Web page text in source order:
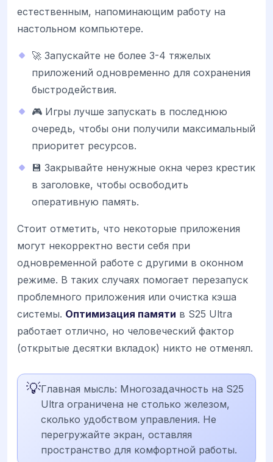
естественным, напоминающим работу на
настольном компьютере.
🚀 Запускайте не более 3-4 тяжелых
приложений одновременно для сохранения
быстродействия.
🎮 Игры лучше запускать в последнюю
очередь, чтобы они получили максимальный
приоритет ресурсов.
💾 Закрывайте ненужные окна через крестик
в заголовке, чтобы освободить
оперативную память.
Стоит отметить, что некоторые приложения
могут некорректно вести себя при
одновременной работе с другими в оконном
режиме. В таких случаях помогает перезапуск
проблемного приложения или очистка кэша
системы. Оптимизация памяти в S25 Ultra
работает отлично, но человеческий фактор
(открытые десятки вкладок) никто не отменял.
💡Главная мысль: Многозадачность на S25
Ultra ограничена не столько железом,
сколько удобством управления. Не
перегружайте экран, оставляя
пространство для комфортной работы.